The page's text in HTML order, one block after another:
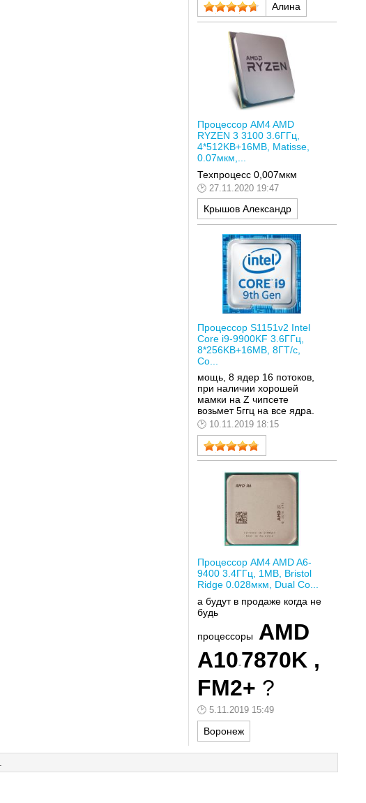
Алина
Процессор AM4 AMD
RYZEN 3 3100 3.6ГГц,
4*512KB+16MB, Matisse,
0.07мкм,...
Техпроцесс 0,007мкм
27.11.2020 19:47
Крышов Александр
Процессор S1151v2 Intel
Core i9-9900KF 3.6ГГц,
8*256KB+16MB, 8ГТ/с,
Co...
мощь, 8 ядер 16 потоков,
при наличии хорошей
мамки на Z чипсете
возьмет 5ггц на все ядра.
10.11.2019 18:15
Процессор AM4 AMD A6-
9400 3.4ГГц, 1MB, Bristol
Ridge 0.028мкм, Dual Co...
а будут в продаже когда не
будь
процессоры AMD
A10-7870K ,
FM2+ ?
5.11.2019 15:49
Воронеж